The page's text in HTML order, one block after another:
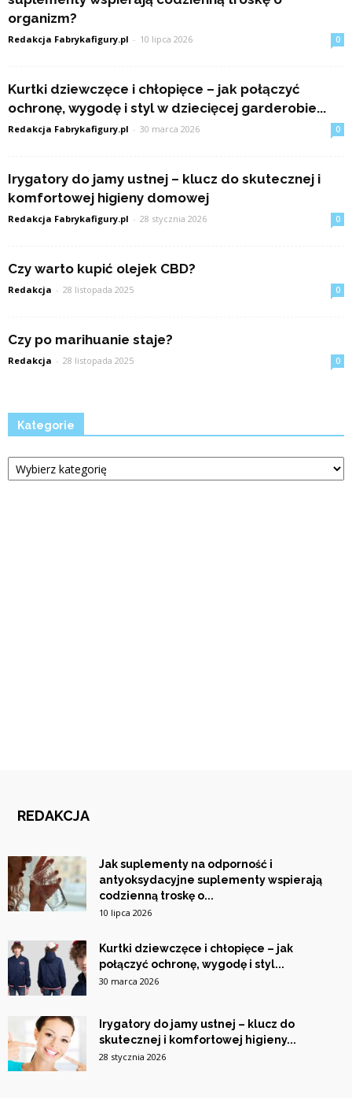
organizm?
Redakcja Fabrykafigury.pl - 10 lipca 2026 0
Kurtki dziewczęce i chłopięce – jak połączyć
ochronę, wygodę i styl w dziecięcej garderobie...
Redakcja Fabrykafigury.pl - 30 marca 2026 0
Irygatory do jamy ustnej – klucz do skutecznej i
komfortowej higieny domowej
Redakcja Fabrykafigury.pl - 28 stycznia 2026 0
Czy warto kupić olejek CBD?
Redakcja - 28 listopada 2025 0
Czy po marihuanie staje?
Redakcja - 28 listopada 2025 0
Kategorie
Kategorie
REDAKCJA
Jak suplementy na odporność i
antyoksydacyjne suplementy wspierają
codzienną troskę o...
10 lipca 2026
Kurtki dziewczęce i chłopięce – jak
połączyć ochronę, wygodę i styl...
30 marca 2026
Irygatory do jamy ustnej – klucz do
skutecznej i komfortowej higieny...
28 stycznia 2026